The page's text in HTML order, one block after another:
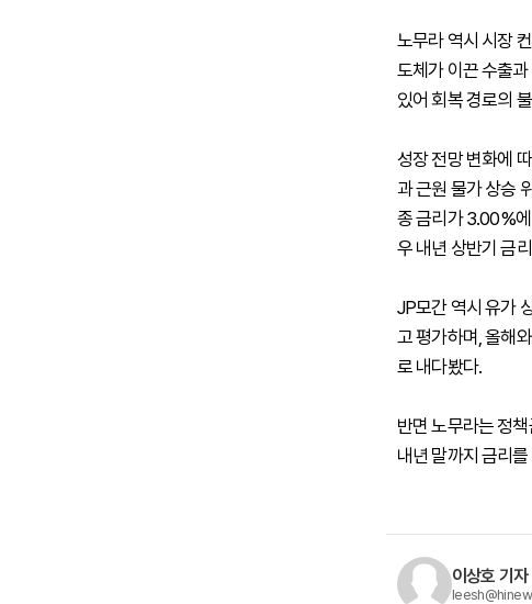
노무라 역시 시장
도체가 이끈 수출
있어 회복 경로의
성장 전망 변화에
과 근원 물가 상승
종 금리가 3.00%
우 내년 상반기 금
JP모간 역시 유가
고 평가하며, 올해
로 내다봤다.
반면 노무라는 정
내년 말까지 금리
이상호 기자